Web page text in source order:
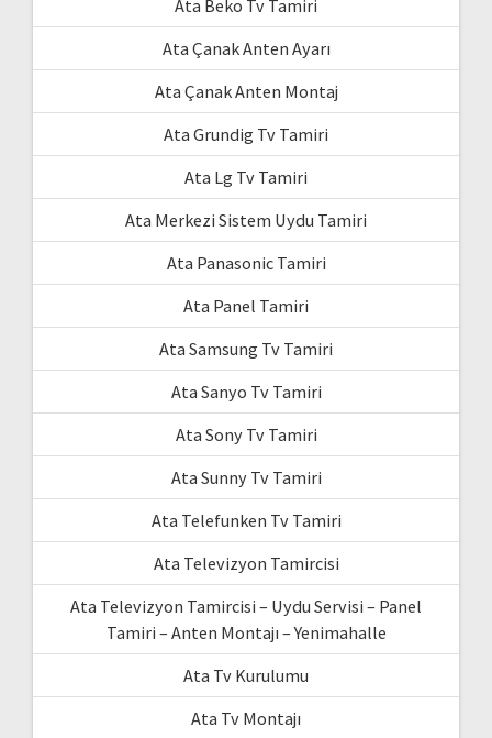
Ata Beko Tv Tamiri
Ata Çanak Anten Ayarı
Ata Çanak Anten Montaj
Ata Grundig Tv Tamiri
Ata Lg Tv Tamiri
Ata Merkezi Sistem Uydu Tamiri
Ata Panasonic Tamiri
Ata Panel Tamiri
Ata Samsung Tv Tamiri
Ata Sanyo Tv Tamiri
Ata Sony Tv Tamiri
Ata Sunny Tv Tamiri
Ata Telefunken Tv Tamiri
Ata Televizyon Tamircisi
Ata Televizyon Tamircisi – Uydu Servisi – Panel
Tamiri – Anten Montajı – Yenimahalle
Ata Tv Kurulumu
Ata Tv Montajı